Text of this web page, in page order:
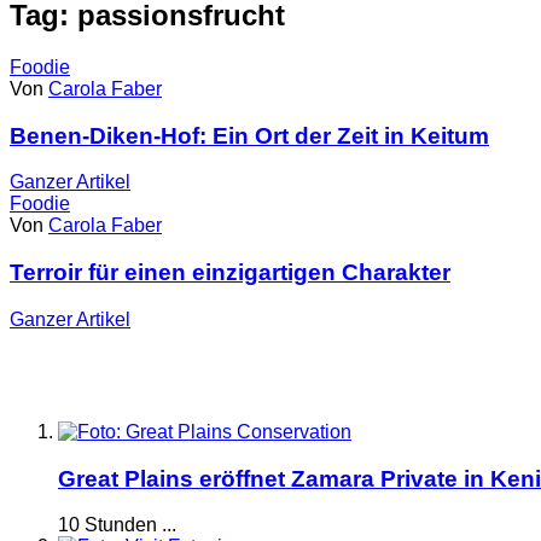
Tag: passionsfrucht
Foodie
Von Carola Faber
Benen-Diken-Hof: Ein Ort der Zeit in Keitum
GanzerArtikel
Foodie
Von Carola Faber
Terroir für einen einzigartigen Charakter
GanzerArtikel
Great Plains eröffnet Zamara Private in
10 Stunden ...